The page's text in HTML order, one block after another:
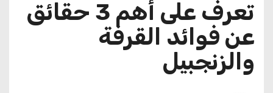
تعرف على أهم 3 حقائق
عن فوائد القرفة
والزنجبيل